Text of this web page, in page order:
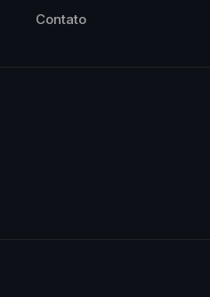
Contato